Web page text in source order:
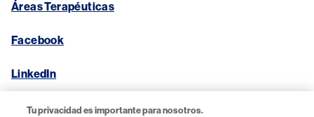
Áreas Terapéuticas​
Facebook
LinkedIn
Tu privacidad es importante para nosotros.